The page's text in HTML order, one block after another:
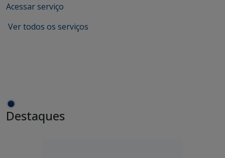
Acessar serviço
Ver todos os serviços
Destaques